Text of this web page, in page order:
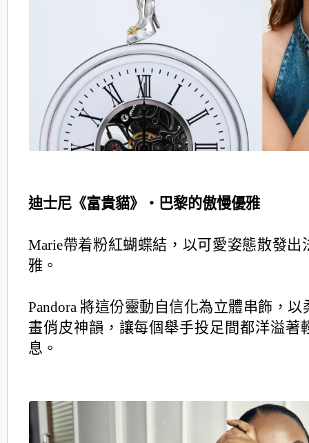
迪士尼《富貴貓》・巴黎的傲慢優雅
Marie帶着粉紅蝴蝶結，以可愛姿態散發出
雅。
Pandora 將這份靈動自信化為立體串飾，
畫俏皮神韻， 讓每個舉手投足間都洋溢著
息。